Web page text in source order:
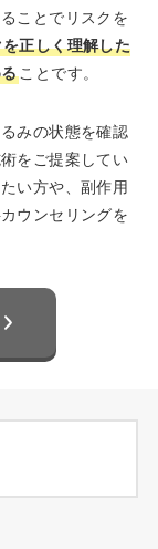
ことでリスクを
正しく理解した
ことです。
みの状態を確認
をご提案してい
い方や、副作用
ウンセリングを